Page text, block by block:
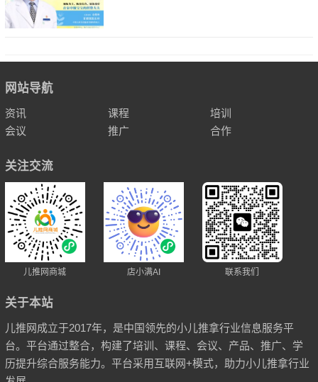
网站导航
资讯 课程
培训
会议
推广 合作
关注交流
儿推网商城 店小满AI 联系我们
关于本站
儿推网成立于2017年，是中国领先的小儿推拿行业信息服务平
台。平台通过整合，构建了培训、课程、会议、产品、推广、学
历提升综合服务能力。平台采用互联网+模式，助力小儿推拿行业